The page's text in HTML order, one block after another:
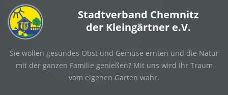
Stadtverband Chemnitz
der Kleingärtner e.V.
Sie wollen gesundes Obst und Gemüse ernten und die Natur
mit der ganzen Familie genießen? Mit uns wird Ihr Traum
vom eigenen Garten wahr.